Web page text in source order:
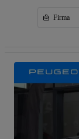
Firma